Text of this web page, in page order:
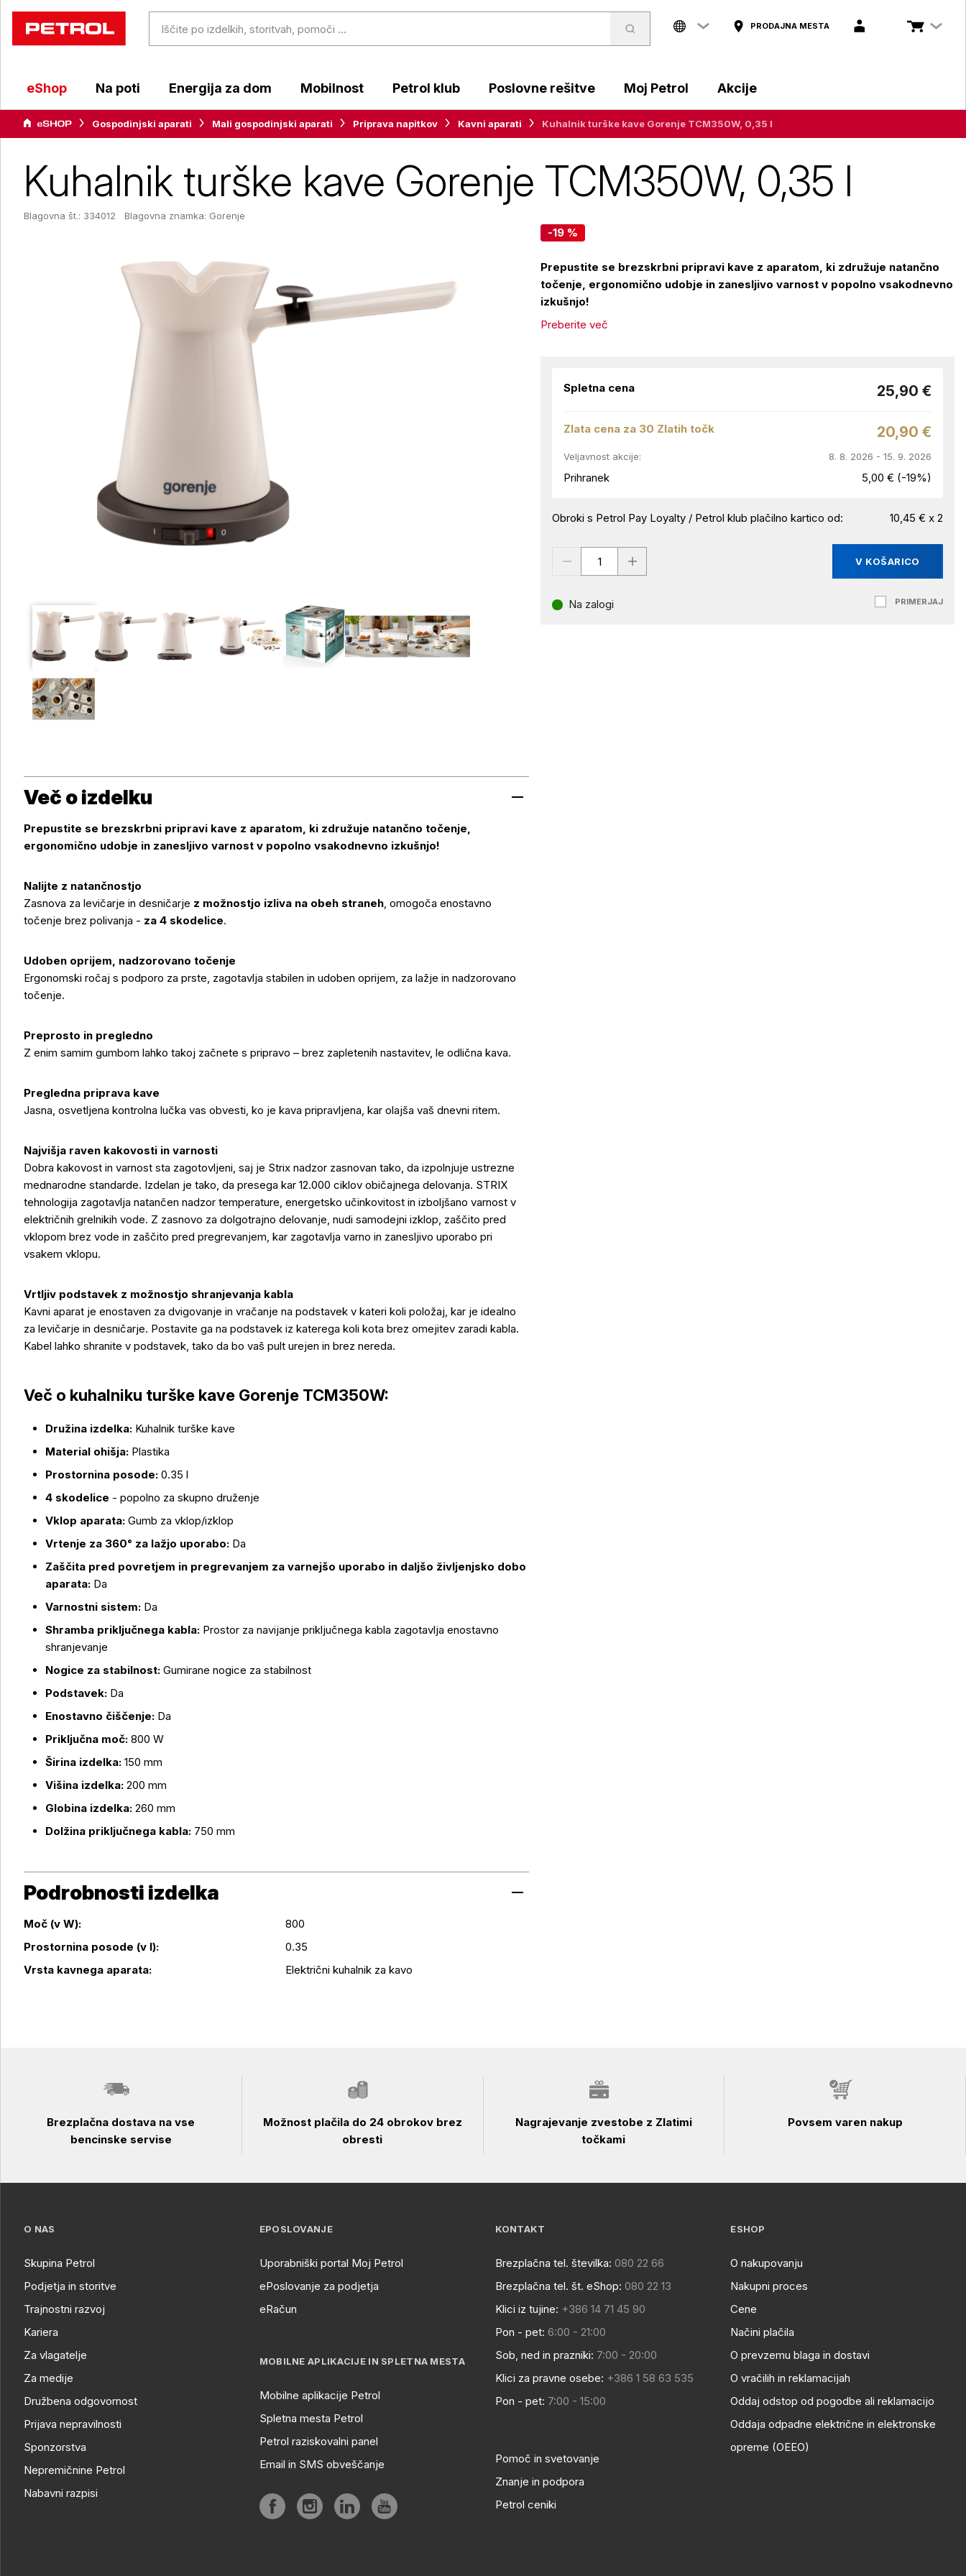
PRODAJNA MESTA
eShop Na poti Energija za dom Mobilnost Petrol klub Poslovne rešitve Moj Petrol Akcije
Gospodinjski aparati Mali gospodinjski aparati Priprava napitkov Kavni aparati Kuhalnik turške kave Gorenje TCM350W, 0,35 l
Kuhalnik turške kave Gorenje TCM350W, 0,35 l
Blagovna št.: 334012 Blagovna znamka: Gorenje
-19 %
Prepustite se brezskrbni pripravi kave z aparatom, ki združuje natančno
točenje, ergonomično udobje in zanesljivo varnost v popolno vsakodnevno
izkušnjo!
Preberite več
Spletna cena 25,90 €
Zlata cena za 30 Zlatih točk 20,90 €
Veljavnost akcije: 8. 8. 2026 - 15. 9. 2026
Prihranek 5,00 € (-19%)
Obroki s Petrol Pay Loyalty / Petrol klub plačilno kartico od: 10,45 € x 2
V KOŠARICO
Na zalogi PRIMERJAJ
Več o izdelku
Več o izdelku
Prepustite se brezskrbni pripravi kave z aparatom, ki združuje natančno točenje,
ergonomično udobje in zanesljivo varnost v popolno vsakodnevno izkušnjo!
Nalijte z natančnostjo
Zasnova za levičarje in desničarje z možnostjo izliva na obeh straneh, omogoča enostavno
točenje brez polivanja - za 4 skodelice.
Udoben oprijem, nadzorovano točenje
Ergonomski ročaj s podporo za prste, zagotavlja stabilen in udoben oprijem, za lažje in nadzorovano
točenje.
Preprosto in pregledno
Z enim samim gumbom lahko takoj začnete s pripravo – brez zapletenih nastavitev, le odlična kava.
Pregledna priprava kave
Jasna, osvetljena kontrolna lučka vas obvesti, ko je kava pripravljena, kar olajša vaš dnevni ritem.
Najvišja raven kakovosti in varnosti
Dobra kakovost in varnost sta zagotovljeni, saj je Strix nadzor zasnovan tako, da izpolnjuje ustrezne
mednarodne standarde. Izdelan je tako, da presega kar 12.000 ciklov običajnega delovanja. STRIX
tehnologija zagotavlja natančen nadzor temperature, energetsko učinkovitost in izboljšano varnost v
električnih grelnikih vode. Z zasnovo za dolgotrajno delovanje, nudi samodejni izklop, zaščito pred
vklopom brez vode in zaščito pred pregrevanjem, kar zagotavlja varno in zanesljivo uporabo pri
vsakem vklopu.
Vrtljiv podstavek z možnostjo shranjevanja kabla
Kavni aparat je enostaven za dvigovanje in vračanje na podstavek v kateri koli položaj, kar je idealno
za levičarje in desničarje. Postavite ga na podstavek iz katerega koli kota brez omejitev zaradi kabla.
Kabel lahko shranite v podstavek, tako da bo vaš pult urejen in brez nereda.
Več o kuhalniku turške kave Gorenje TCM350W:
Družina izdelka: Kuhalnik turške kave
Material ohišja: Plastika
Prostornina posode: 0.35 l
4 skodelice - popolno za skupno druženje
Vklop aparata: Gumb za vklop/izklop
Vrtenje za 360° za lažjo uporabo: Da
Zaščita pred povretjem in pregrevanjem za varnejšo uporabo in daljšo življenjsko dobo
aparata: Da
Varnostni sistem: Da
Shramba priključnega kabla: Prostor za navijanje priključnega kabla zagotavlja enostavno
shranjevanje
Nogice za stabilnost: Gumirane nogice za stabilnost
Podstavek: Da
Enostavno čiščenje: Da
Priključna moč: 800 W
Širina izdelka: 150 mm
Višina izdelka: 200 mm
Globina izdelka: 260 mm
Dolžina priključnega kabla: 750 mm
Podrobnosti izdelka
Podrobnosti izdelka
Moč (v W):
800
Prostornina posode (v l):
0.35
Vrsta kavnega aparata:
Električni kuhalnik za kavo
Brezplačna dostava na vse
bencinske servise
Možnost plačila do 24 obrokov brez
obresti
Nagrajevanje zvestobe z Zlatimi
točkami
Povsem varen nakup
O NAS
Skupina Petrol
Podjetja in storitve
Trajnostni razvoj
Kariera
Za vlagatelje
Za medije
Družbena odgovornost
Prijava nepravilnosti
Sponzorstva
Nepremičnine Petrol
Nabavni razpisi
EPOSLOVANJE
Uporabniški portal Moj Petrol
ePoslovanje za podjetja
eRačun
MOBILNE APLIKACIJE IN SPLETNA MESTA
Mobilne aplikacije Petrol
Spletna mesta Petrol
Petrol raziskovalni panel
Email in SMS obveščanje
KONTAKT
Brezplačna tel. številka: 080 22 66
Brezplačna tel. št. eShop: 080 22 13
Klici iz tujine: +386 14 71 45 90
Pon - pet: 6:00 - 21:00
Sob, ned in prazniki: 7:00 - 20:00
Klici za pravne osebe: +386 1 58 63 535
Pon - pet: 7:00 - 15:00
Pomoč in svetovanje
Znanje in podpora
Petrol ceniki
ESHOP
O nakupovanju
Nakupni proces
Cene
Načini plačila
O prevzemu blaga in dostavi
O vračilih in reklamacijah
Oddaj odstop od pogodbe ali reklamacijo
Oddaja odpadne električne in elektronske
opreme (OEEO)